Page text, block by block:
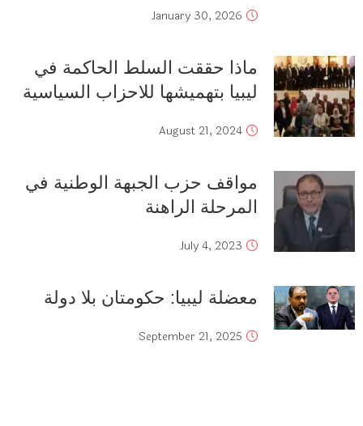
January 30, 2026
ماذا حققت السلط الحاكمة في
ليبيا بتهميشها للاحزاب السياسية
August 21, 2024
مواقف حزب الجبهة الوطنية في
المرحلة الراهنة
July 4, 2023
معضلة ليبيا: حكومتان بلا دولة
September 21, 2025